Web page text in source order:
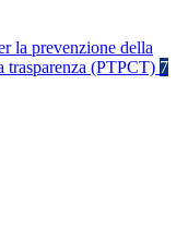
la prevenzione della
trasparenza (PTPCT) 7